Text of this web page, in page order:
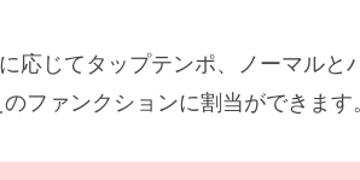
応じてタップテンポ、ノーマルと
ファンクションに割当ができます